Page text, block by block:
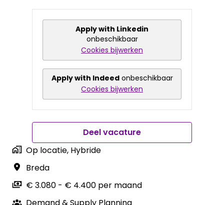
Apply with Linkedin
onbeschikbaar
Cookies bijwerken
Apply with Indeed onbeschikbaar
Cookies bijwerken
Deel vacature
Op locatie, Hybride
Breda
€ 3.080 - € 4.400 per maand
Demand & Supply Planning